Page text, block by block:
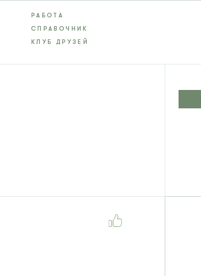
РАБОТА
СПРАВОЧНИК
КЛУБ ДРУЗЕЙ